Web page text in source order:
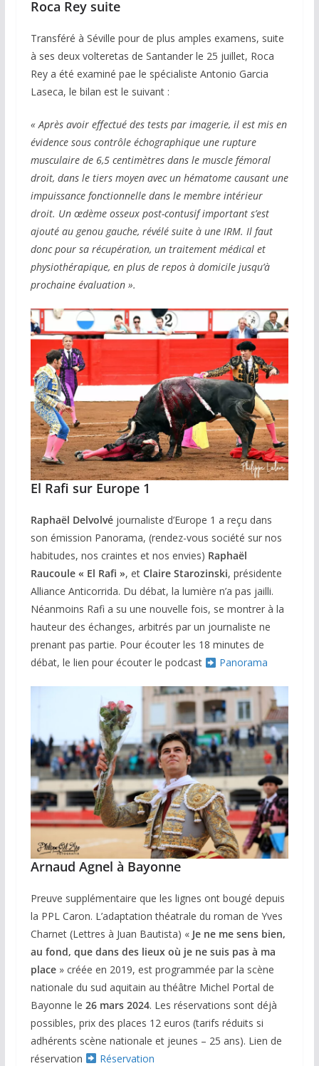
Roca Rey suite
Transféré à Séville pour de plus amples examens, suite
à ses deux volteretas de Santander le 25 juillet, Roca
Rey a été examiné pae le spécialiste Antonio Garcia
Laseca, le bilan est le suivant :
« Après avoir effectué des tests par imagerie, il est mis en
évidence sous contrôle échographique une rupture
musculaire de 6,5 centimètres dans le muscle fémoral
droit, dans le tiers moyen avec un hématome causant une
impuissance fonctionnelle dans le membre intérieur
droit. Un œdème osseux post-contusif important s’est
ajouté au genou gauche, révélé suite à une IRM. Il faut
donc pour sa récupération, un traitement médical et
physiothérapique, en plus de repos à domicile jusqu’à
prochaine évaluation ».
El Rafi sur Europe 1
Raphaël Delvolvéjournaliste d’Europe 1 a reçu dans
son émission Panorama, (rendez-vous société sur nos
habitudes, nos craintes et nos envies) Raphaël
Raucoule « El Rafi », et Claire Starozinski, présidente
Alliance Anticorrida. Du débat, la lumière n’a pas jailli.
Néanmoins Rafi a su une nouvelle fois, se montrer à la
hauteur des échanges, arbitrés par un journaliste ne
prenant pas partie. Pour écouter les 18 minutes de
débat, le lien pour écouter le podcast
Panorama
Arnaud Agnel à Bayonne
Preuve supplémentaire que les lignes ont bougé depuis
la PPL Caron. L’adaptation théatrale du roman de Yves
Charnet (Lettres à Juan Bautista) « Je ne me sens bien,
au fond, que dans des lieux où je ne suis pas à ma
place» créée en 2019, est programmée par la scène
nationale du sud aquitain au théâtre Michel Portal de
Bayonne le 26 mars 2024. Les réservations sont déjà
possibles, prix des places 12 euros (tarifs réduits si
adhérents scène nationale et jeunes – 25 ans). Lien de
réservation
Réservation